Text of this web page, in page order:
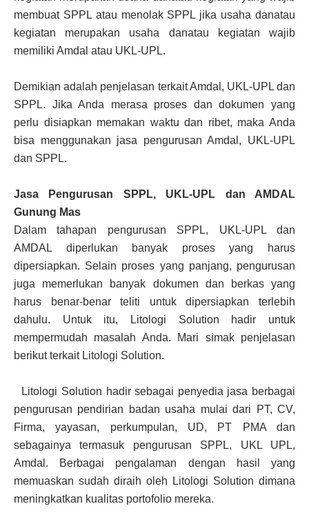
membuat SPPL atau menolak SPPL jika usaha danatau
kegiatan merupakan usaha danatau kegiatan wajib
memiliki Amdal atau UKL-UPL.
Demikian adalah penjelasan terkait Amdal, UKL-UPL dan
SPPL. Jika Anda merasa proses dan dokumen yang
perlu disiapkan memakan waktu dan ribet, maka Anda
bisa menggunakan jasa pengurusan Amdal, UKL-UPL
dan SPPL.
Jasa Pengurusan SPPL, UKL-UPL dan AMDAL
Gunung Mas
Dalam tahapan pengurusan SPPL, UKL-UPL dan
AMDAL diperlukan banyak proses yang harus
dipersiapkan. Selain proses yang panjang, pengurusan
juga memerlukan banyak dokumen dan berkas yang
harus benar-benar teliti untuk dipersiapkan terlebih
dahulu. Untuk itu, Litologi Solution hadir untuk
mempermudah masalah Anda. Mari simak penjelasan
berikut terkait Litologi Solution.
Litologi Solution hadir sebagai penyedia jasa berbagai
pengurusan pendirian badan usaha mulai dari PT, CV,
Firma, yayasan, perkumpulan, UD, PT PMA dan
sebagainya termasuk pengurusan SPPL, UKL UPL,
Amdal. Berbagai pengalaman dengan hasil yang
memuaskan sudah diraih oleh Litologi Solution dimana
meningkatkan kualitas portofolio mereka.